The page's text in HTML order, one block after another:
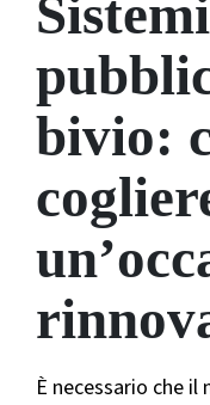
bivio:
È necessario che